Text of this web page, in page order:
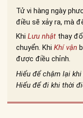
Tử vi hàng ngày
điều sẽ xảy ra, mà
Khi Lưu nhật thay
chuyển. Khi Khí vận
được điều chỉnh.
Hiểu để chậm lại khi
Hiểu để đi khi thời